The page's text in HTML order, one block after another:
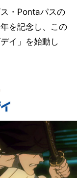
・Pontaパスの
を記念し、この
イ」を始動し